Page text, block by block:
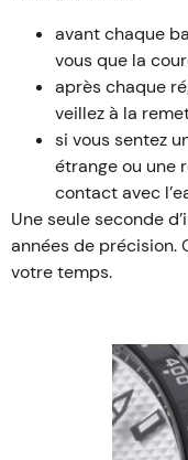
avant chaque
vous que la
après chaque
veillez à la
si vous sentez
étrange ou une
contact avec
Une seule seconde
années de précision.
votre temps.